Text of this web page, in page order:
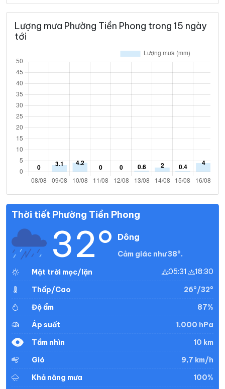
Lượng mưa Phường Tiền Phong trong 15 ngày
tới
Thời tiết Phường Tiền Phong
32° Dông
Cảm giác như 38°.
Mặt trời mọc/lặn
05:31 18:30
Thấp/Cao
26°/32°
Độ ẩm
87%
Áp suất
1.000 hPa
Tầm nhìn
10 km
Gió
9,7 km/h
Khả năng mưa
100%